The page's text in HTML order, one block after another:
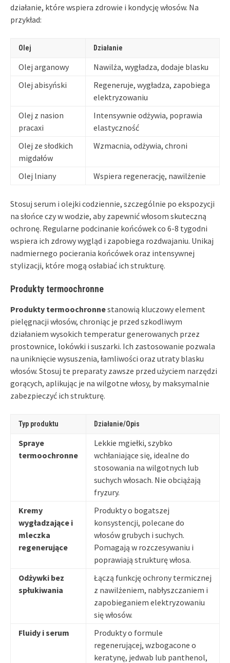
działanie, które wspiera zdrowie i kondycję włosów. Na
przykład:
Olej Działanie
Olej arganowy
Nawilża, wygładza, dodaje blasku
Olej abisyński
Regeneruje, wygładza, zapobiega
elektryzowaniu
Olej z nasion
pracaxi
Intensywnie odżywia, poprawia
elastyczność
Olej ze słodkich
migdałów
Wzmacnia, odżywia, chroni
Olej lniany Wspiera regenerację, nawilżenie
Stosuj serum i olejki codziennie, szczególnie po ekspozycji
na słońce czy w wodzie, aby zapewnić włosom skuteczną
ochronę. Regularne podcinanie końcówek co 6-8 tygodni
wspiera ich zdrowy wygląd i zapobiega rozdwajaniu. Unikaj
nadmiernego pocierania końcówek oraz intensywnej
stylizacji, które mogą osłabiać ich strukturę.
Produkty termoochronne
Produkty termoochronnestanowią kluczowy element
pielęgnacji włosów, chroniąc je przed szkodliwym
działaniem wysokich temperatur generowanych przez
prostownice, lokówki i suszarki. Ich zastosowanie pozwala
na uniknięcie wysuszenia, łamliwości oraz utraty blasku
włosów. Stosuj te preparaty zawsze przed użyciem narzędzi
gorących, aplikując je na wilgotne włosy, by maksymalnie
zabezpieczyć ich strukturę.
Typ produktu Działanie/Opis
Spraye
termoochronne
Lekkie mgiełki, szybko
wchłaniające się, idealne do
stosowania na wilgotnych lub
suchych włosach. Nie obciążają
fryzury.
Kremy
wygładzające i
mleczka
regenerujące
Produkty o bogatszej
konsystencji, polecane do
włosów grubych i suchych.
Pomagają w rozczesywaniu i
poprawiają strukturę włosa.
Odżywki bez
spłukiwania
Łączą funkcję ochrony termicznej
z nawilżeniem, nabłyszczaniem i
zapobieganiem elektryzowaniu
się włosów.
Fluidy i serum
Produkty o formule
regenerującej, wzbogacone o
keratynę, jedwab lub panthenol,